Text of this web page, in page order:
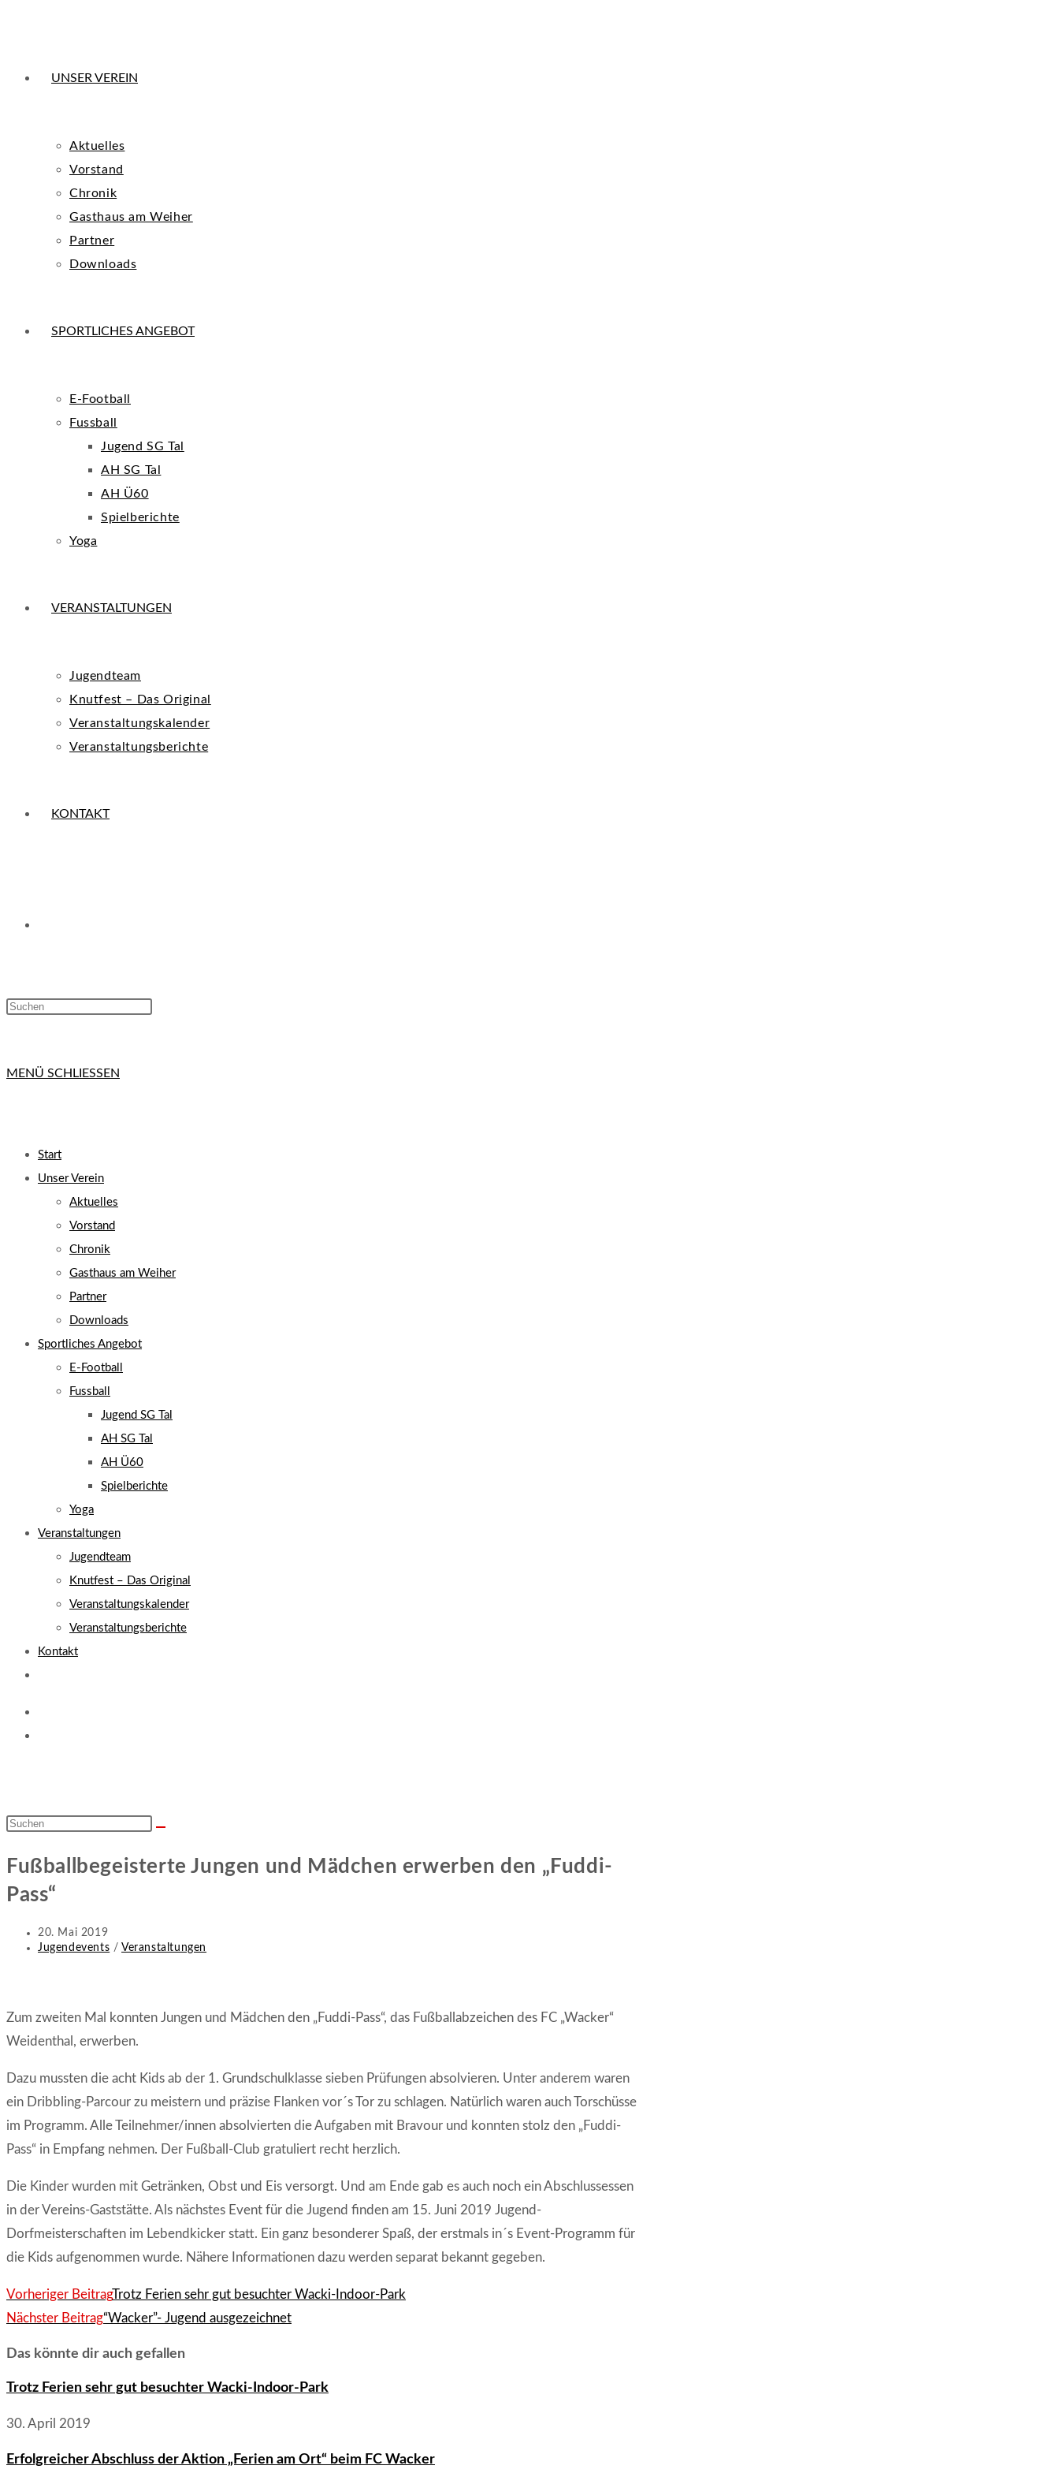
UNSER VEREIN
Aktuelles
Vorstand
Chronik
Gasthaus am Weiher
Partner
Downloads
SPORTLICHES ANGEBOT
E-Football
Fussball
Jugend SG Tal
AH SG Tal
AH Ü60
Spielberichte
Yoga
VERANSTALTUNGEN
Jugendteam
Knutfest – Das Original
Veranstaltungskalender
Veranstaltungsberichte
KONTAKT
MENÜ SCHLIESSEN
Start
Unser Verein
Aktuelles
Vorstand
Chronik
Gasthaus am Weiher
Partner
Downloads
Sportliches Angebot
E-Football
Fussball
Jugend SG Tal
AH SG Tal
AH Ü60
Spielberichte
Yoga
Veranstaltungen
Jugendteam
Knutfest – Das Original
Veranstaltungskalender
Veranstaltungsberichte
Kontakt
Diese
durchsuchen
Fußballbegeisterte Jungen und Mädchen erwerben den „Fuddi-
Pass“
Beitrag
veröffentlicht:
20. Mai 2019
Beitrags-
Jugendevents / Veranstaltungen
Zum zweiten Mal konnten Jungen und Mädchen den „Fuddi-Pass“, das Fußballabzeichen des FC „Wacker“
Weidenthal, erwerben.
Dazu mussten die acht Kids ab der 1. Grundschulklasse sieben Prüfungen absolvieren. Unter anderem waren
ein Dribbling-Parcour zu meistern und präzise Flanken vor´s Tor zu schlagen. Natürlich waren auch Torschüsse
im Programm. Alle Teilnehmer/innen absolvierten die Aufgaben mit Bravour und konnten stolz den „Fuddi-
Pass“ in Empfang nehmen. Der Fußball-Club gratuliert recht herzlich.
Die Kinder wurden mit Getränken, Obst und Eis versorgt. Und am Ende gab es auch noch ein Abschlussessen
in der Vereins-Gaststätte. Als nächstes Event für die Jugend finden am 15. Juni 2019 Jugend-
Dorfmeisterschaften im Lebendkicker statt. Ein ganz besonderer Spaß, der erstmals in´s Event-Programm für
die Kids aufgenommen wurde. Nähere Informationen dazu werden separat bekannt gegeben.
Weitere
Artikel
Vorheriger BeitragTrotz Ferien sehr gut besuchter Wacki-Indoor-Park
Nächster Beitrag“Wacker”- Jugend ausgezeichnet
Das könnte dir auch gefallen
Trotz Ferien sehr gut besuchter Wacki-Indoor-Park
30. April 2019
Erfolgreicher Abschluss der Aktion „Ferien am Ort“ beim FC Wacker